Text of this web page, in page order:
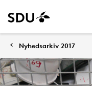
Nyhedsarkiv 2017